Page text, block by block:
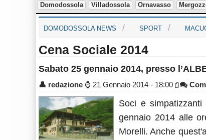
Domodossola Villadossola Ornavasso
DOMODOSSOLA NEWS SPORT
Cena Sociale 2014
Sabato 25 gennaio 2014, presso
👤 redazione ⌚ 21 Gennaio 2014 - 18:00
Soci e
gennaio 2014 alle
Morelli. Anche